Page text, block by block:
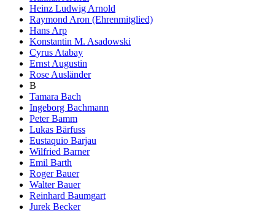
Heinz Ludwig Arnold
Raymond Aron (Ehrenmitglied)
Hans Arp
Konstantin M. Asadowski
Cyrus Atabay
Ernst Augustin
Rose Ausländer
B
Tamara Bach
Ingeborg Bachmann
Peter Bamm
Lukas Bärfuss
Eustaquio Barjau
Wilfried Barner
Emil Barth
Roger Bauer
Walter Bauer
Reinhard Baumgart
Jurek Becker